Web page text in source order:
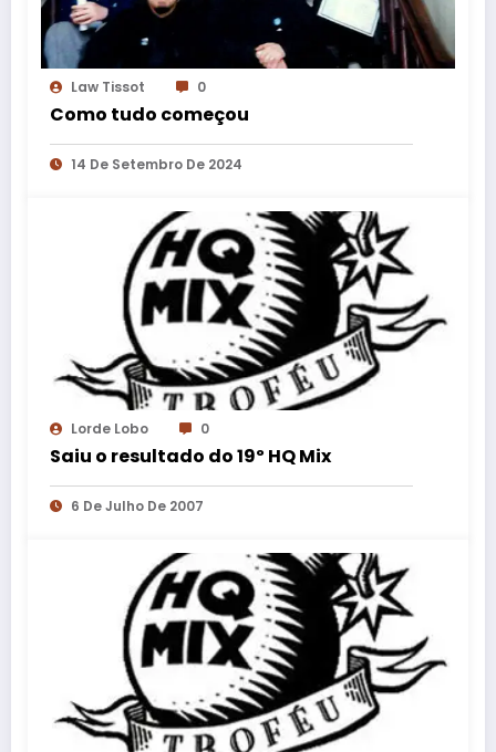
Law Tissot 0
Como tudo começou
14 De Setembro De 2024
Lorde Lobo 0
Saiu o resultado do 19º HQ Mix
6 De Julho De 2007